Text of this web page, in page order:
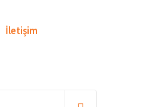
İletişim